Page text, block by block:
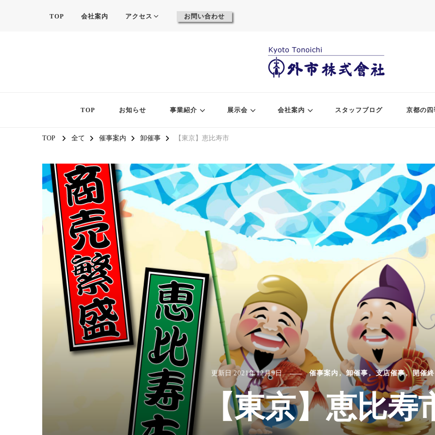
TOP 会社案内 アクセス お問い合わせ
TOP お知らせ 事業紹介 展示会 会社案内 スタッフブログ 京都の四
TOP 全て 催事案内 卸催事 【東京】恵比寿市
更新日2021年12月9日 催事案内 卸催事 支店催事 開催
【東京】恵比寿